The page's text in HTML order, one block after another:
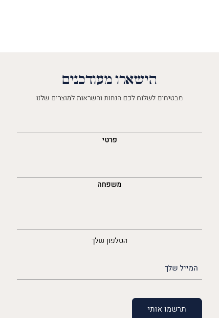
הישארו מעודכנים
מבטיחים לשלוח לכם הנחות והשראות למוצרים שלנו
פרטי
משפחה
הטלפון שלך
(חובה)